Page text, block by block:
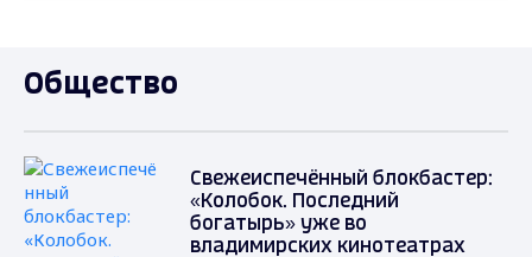
Общество
Свежеиспечённый блокбастер:
«Колобок. Последний
богатырь» уже во
владимирских кинотеатрах